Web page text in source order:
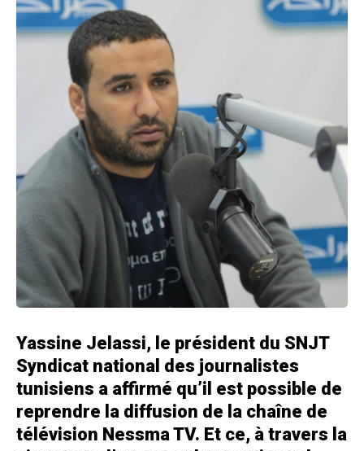
Yassine Jelassi, le président du SNJT
Syndicat national des journalistes
tunisiens a affirmé qu’il est possible de
reprendre la diffusion de la chaîne de
télévision Nessma TV. Et ce, à travers la